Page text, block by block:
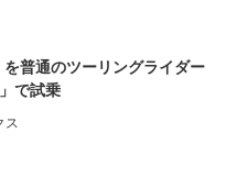
普通のツーリングライダー
で試乗
ス